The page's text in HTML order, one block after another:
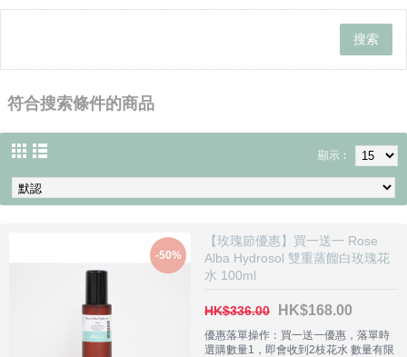
符合搜索條件的商品
顯示︰
-50%
【玫瑰節優惠】買一送一 Rose
Alba Hydrosol 雙重蒸餾白玫瑰花
水 100ml
HK$336.00 HK$168.00
優惠落單操作：買一送一優惠，落單時
選購數量1，即會收到2枝花水 數量有限